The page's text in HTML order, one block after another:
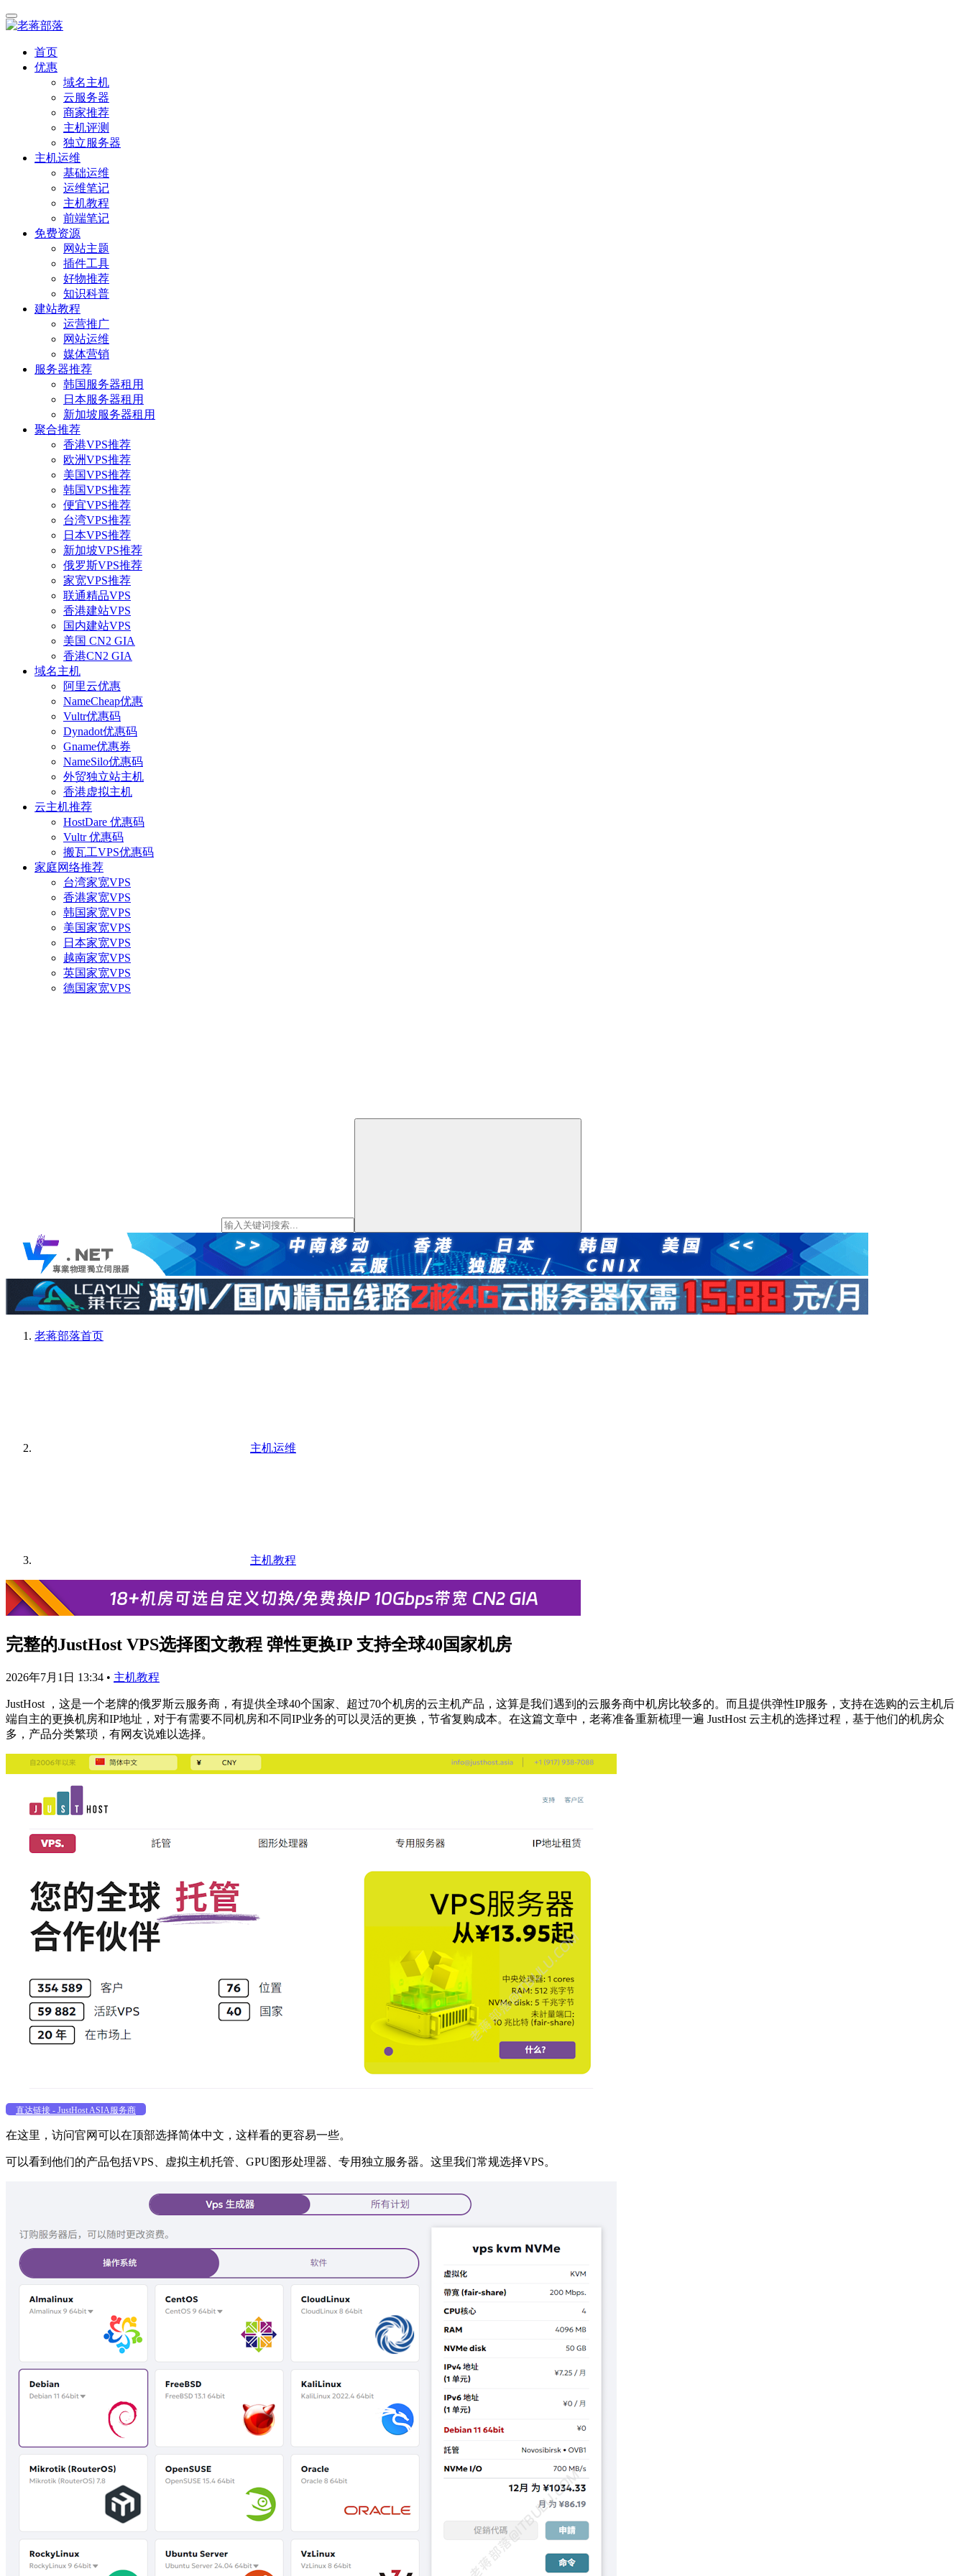
首页
优惠
域名主机
云服务器
商家推荐
主机评测
独立服务器
主机运维
基础运维
运维笔记
主机教程
前端笔记
免费资源
网站主题
插件工具
好物推荐
知识科普
建站教程
运营推广
网站运维
媒体营销
服务器推荐
韩国服务器租用
日本服务器租用
新加坡服务器租用
聚合推荐
香港VPS推荐
欧洲VPS推荐
美国VPS推荐
韩国VPS推荐
便宜VPS推荐
台湾VPS推荐
日本VPS推荐
新加坡VPS推荐
俄罗斯VPS推荐
家宽VPS推荐
联通精品VPS
香港建站VPS
国内建站VPS
美国 CN2 GIA
香港CN2 GIA
域名主机
阿里云优惠
NameCheap优惠
Vultr优惠码
Dynadot优惠码
Gname优惠券
NameSilo优惠码
外贸独立站主机
香港虚拟主机
云主机推荐
HostDare 优惠码
Vultr 优惠码
搬瓦工VPS优惠码
家庭网络推荐
台湾家宽VPS
香港家宽VPS
韩国家宽VPS
美国家宽VPS
日本家宽VPS
越南家宽VPS
英国家宽VPS
德国家宽VPS
老蒋部落首页
主机运维
主机教程
完整的JustHost VPS选择图文教程 弹性更换IP 支持全球40国家机房
2026年7月1日 13:34 • 主机教程
JustHost ，这是一个老牌的俄罗斯云服务商，有提供全球40个国家、超过70个机房的云主机产品，这算是我们遇到的云服务商中机房比较多的。而且提供弹性IP服务，支持在选购的云主机后
端自主的更换机房和IP地址，对于有需要不同机房和不同IP业务的可以灵活的更换，节省复购成本。在这篇文章中，老蒋准备重新梳理一遍 JustHost 云主机的选择过程，基于他们的机房众
多，产品分类繁琐，有网友说难以选择。
直达链接 - JustHost ASIA服务商
在这里，访问官网可以在顶部选择简体中文，这样看的更容易一些。
可以看到他们的产品包括VPS、虚拟主机托管、GPU图形处理器、专用独立服务器。这里我们常规选择VPS。